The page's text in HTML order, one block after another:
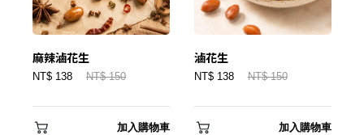
麻辣滷花生
NT$ 138 NT$ 150
加入購物車
滷花生
NT$ 138 NT$ 150
加入購物車